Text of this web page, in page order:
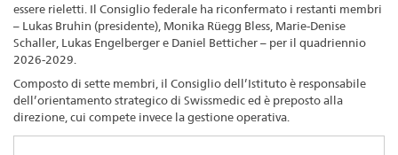
essere rieletti. Il Consiglio federale ha riconfermato i restanti membri
– Lukas Bruhin (presidente), Monika Rüegg Bless, Marie-Denise
Schaller, Lukas Engelberger e Daniel Betticher – per il quadriennio
2026-2029.
Composto di sette membri, il Consiglio dell’Istituto è responsabile
dell’orientamento strategico di Swissmedic ed è preposto alla
direzione, cui compete invece la gestione operativa.